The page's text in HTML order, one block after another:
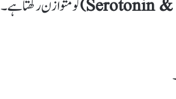
کو متوازن رکھتا ہے۔